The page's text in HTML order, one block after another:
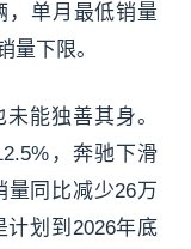
，单月最低销量
量下限。
能独善其身。
，奔驰下滑
量同比减少26万
划到2026年底